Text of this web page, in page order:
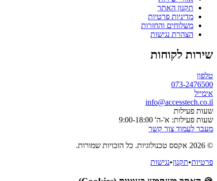
תקנון האתר
מדיניות פרטיות
משלוחים והחזרות
הצהרת נגישות
שירות לקוחות
טלפון
073-2476500
אימייל
info@accesstech.co.il
שעות פעילות
שעות פעילות: א'-ה' 9:00-18:00
מעבר לעמוד צור קשר
© 2026 אקסס טכנולוגיות. כל הזכויות שמורות.
פרטיות•תקנון•נגישות